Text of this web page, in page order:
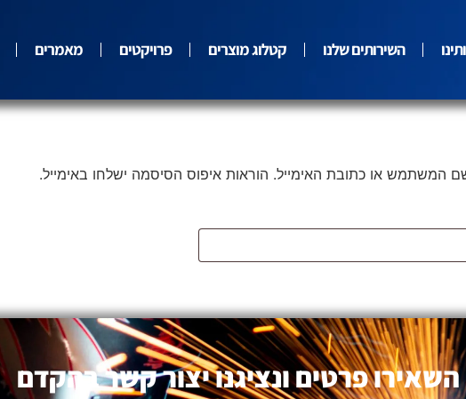
השירותים שלנו קטלוג מוצרים פרויקטים מאמרים
או כתובת האימייל. הוראות איפוס הסיסמה ישלחו באימייל.
השאירו פרטים ונציגנו יצור קשר בהקדם